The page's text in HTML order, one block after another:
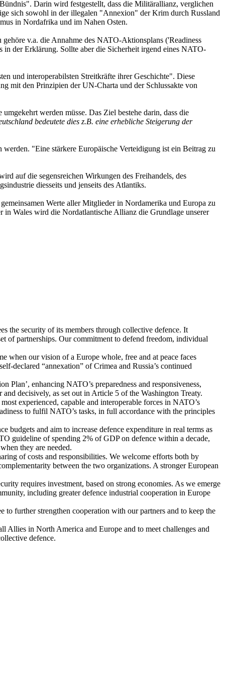
Darin wird festgestellt, dass die Militärallianz, verglichen
sich sowohl in der illegalen "Annexion" der Krim durch Russland
in Nordafrika und im Nahen Osten.
v.a. die Annahme des NATO-Aktionsplans ('Readiness
der Erklärung. Sollte aber die Sicherheit irgend eines NATO-
und interoperabilsten Streitkräfte ihrer Geschichte". Diese
mit den Prinzipien der UN-Charta und der Schlussakte von
werden müsse. Das Ziel bestehe darin, dass die
bedeutete dies z.B. eine erhebliche Steigerung der
"Eine stärkere Europäische Verteidigung ist ein Beitrag zu
auf die segensreichen Wirkungen des Freihandels, des
diesseits und jenseits des Atlantiks.
Werte aller Mitglieder in Nordamerika und Europa zu
Wales wird die Nordatlantische Allianz die Grundlage unserer
the security of its members through collective defence. It
of partnerships. Our commitment to defend freedom, individual
when our vision of a Europe whole, free and at peace faces
declared “annexation” of Crimea and Russia’s continued
Plan’, enhancing NATO’s preparedness and responsiveness,
decisively, as set out in Article 5 of the Washington Treaty.
experienced, capable and interoperable forces in NATO’s
to fulfil NATO’s tasks, in full accordance with the principles
budgets and aim to increase defence expenditure in real terms as
guideline of spending 2% of GDP on defence within a decade,
they are needed.
of costs and responsibilities. We welcome efforts both by
between the two organizations. A stronger European
requires investment, based on strong economies. As we emerge
including greater defence industrial cooperation in Europe
further strengthen cooperation with our partners and to keep the
Allies in North America and Europe and to meet challenges and
defence.